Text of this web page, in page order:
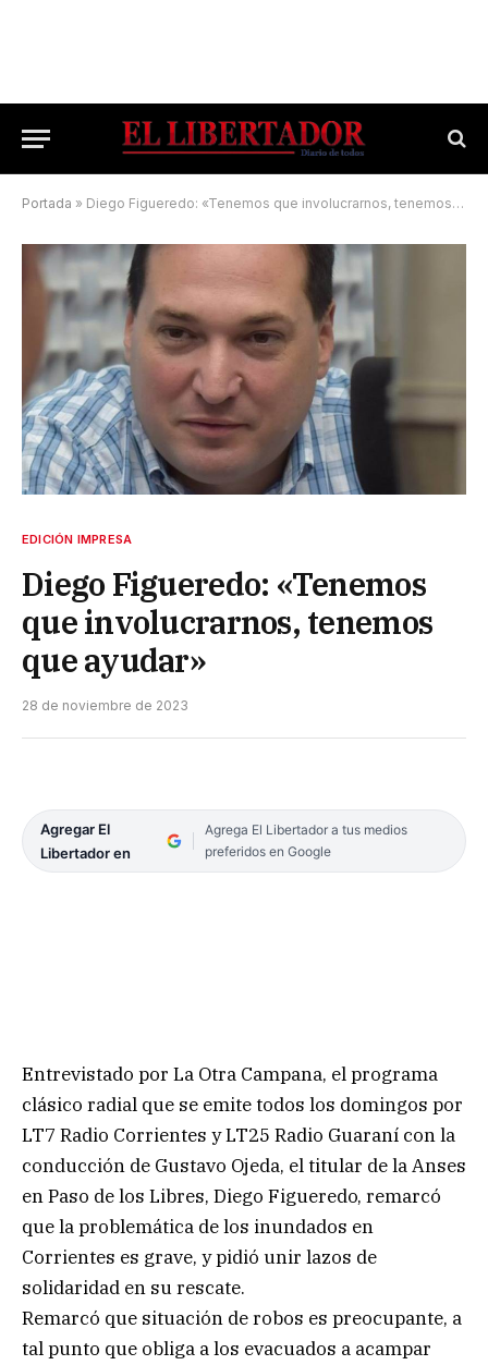
Portada » Diego Figueredo: «Tenemos que involucrarnos, tenemos que ayudar»
EDICIÓN IMPRESA
Diego Figueredo: «Tenemos
que involucrarnos, tenemos
que ayudar»
28 de noviembre de 2023
Agregar El
Libertador en
Agrega El Libertador a tus medios
preferidos en Google
Entrevistado por La Otra Campana, el programa
clásico radial que se emite todos los domingos por
LT7 Radio Corrientes y LT25 Radio Guaraní con la
conducción de Gustavo Ojeda, el titular de la Anses
en Paso de los Libres, Diego Figueredo, remarcó
que la problemática de los inundados en
Corrientes es grave, y pidió unir lazos de
solidaridad en su rescate.
Remarcó que situación de robos es preocupante, a
tal punto que obliga a los evacuados a acampar